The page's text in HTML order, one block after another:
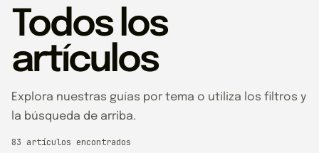
Todos los
artículos
Explora nuestras guías por tema o utiliza los filtros y
la búsqueda de arriba.
83 artículos encontrados